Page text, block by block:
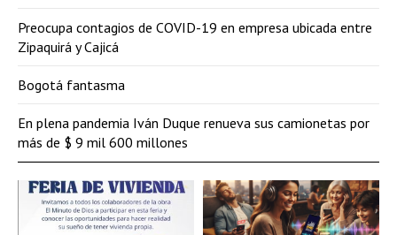
Preocupa contagios de COVID-19 en empresa ubicada entre
Zipaquirá y Cajicá
Bogotá fantasma
En plena pandemia Iván Duque renueva sus camionetas por
más de $ 9 mil 600 millones